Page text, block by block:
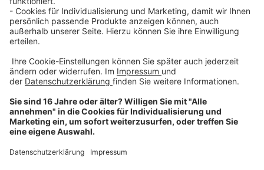
Über uns
Dehner Unternehmen
Jobs bei Dehner